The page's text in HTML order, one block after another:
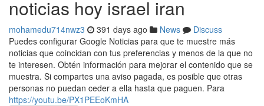
noticias hoy israel iran
mohamedu714nwz3 391 days ago News
Discuss
Puedes configurar Google Noticias para que te muestre más
noticias que coincidan con tus preferencias y menos de la que no
te interesen. Obtén información para mejorar el contenido que se
muestra. Si compartes una aviso pagada, es posible que otras
personas no puedan ceder a ella hasta que paguen. Para
https://youtu.be/PX1PEEoKmHA